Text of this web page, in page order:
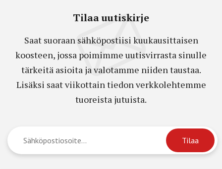
Tilaa uutiskirje
Saat suoraan sähköpostiisi kuukausittaisen
koosteen, jossa poimimme uutisvirrasta sinulle
tärkeitä asioita ja valotamme niiden taustaa.
Lisäksi saat viikottain tiedon verkkolehtemme
tuoreista jutuista.